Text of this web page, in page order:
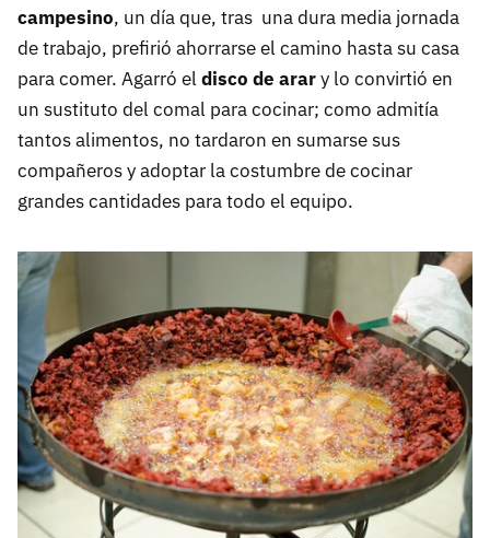
campesino, un día que, tras una dura media jornada
de trabajo, prefirió ahorrarse el camino hasta su casa
para comer. Agarró el disco de arary lo convirtió en
un sustituto del comal para cocinar; como admitía
tantos alimentos, no tardaron en sumarse sus
compañeros y adoptar la costumbre de cocinar
grandes cantidades para todo el equipo.